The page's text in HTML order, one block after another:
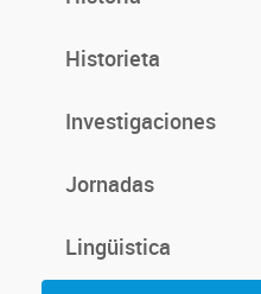
Historieta
Investigaciones
Jornadas
Lingüistica